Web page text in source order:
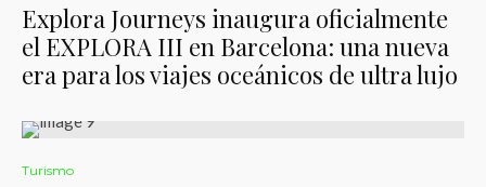
Explora Journeys inaugura oficialmente
el EXPLORA III en Barcelona: una nueva
era para los viajes oceánicos de ultra lujo
Turismo